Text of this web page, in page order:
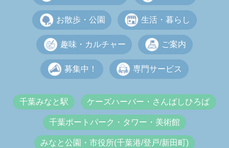
お散歩・公園 生活・暮らし
趣味・カルチャー ご案内
募集中！ 専門サービス
千葉みなと駅 ケーズハーバー・さんばしひろば
千葉ポートパーク・タワー・美術館
みなと公園・市役所(千葉港/登戸/新田町)